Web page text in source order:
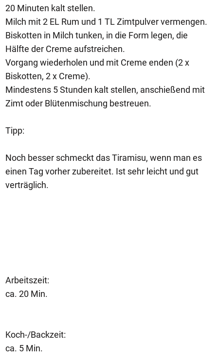
20 Minuten kalt stellen.
Milch mit 2 EL Rum und 1 TL Zimtpulver vermengen.
Biskotten in Milch tunken, in die Form legen, die
Hälfte der Creme aufstreichen.
Vorgang wiederholen und mit Creme enden (2 x
Biskotten, 2 x Creme).
Mindestens 5 Stunden kalt stellen, anschießend mit
Zimt oder Blütenmischung bestreuen.
Tipp:
Noch besser schmeckt das Tiramisu, wenn man es
einen Tag vorher zubereitet. Ist sehr leicht und gut
verträglich.
Arbeitszeit:
ca. 20 Min.
Koch-/Backzeit:
ca. 5 Min.